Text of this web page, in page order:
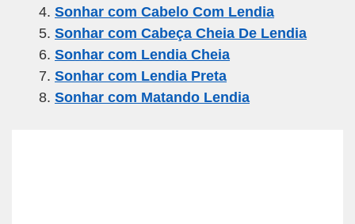
o
o
k
m p
p
Sonhar com Cabelo Com Lendia
Sonhar com Cabeça Cheia De Lendia
Sonhar com Lendia Cheia
Sonhar com Lendia Preta
Sonhar com Matando Lendia